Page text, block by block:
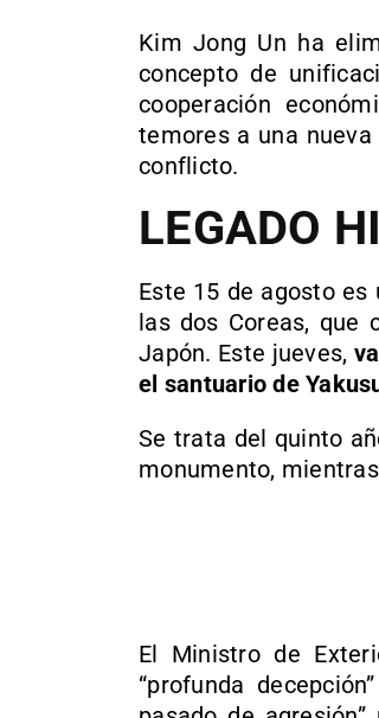
Kim Jong Un ha
concepto de
cooperación
temores a una
conflicto.
LEGADO
Este 15 de agosto
las dos Coreas, que
Japón. Este jueves,
el santuario de
Se trata del quinto
monumento,
El Ministro de
“profunda